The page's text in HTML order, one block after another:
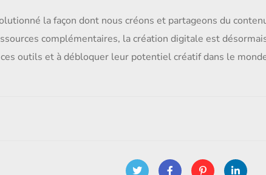
la façon dont nous créons et partageons du
complémentaires, la création digitale est
outils et à débloquer leur potentiel créatif dans le